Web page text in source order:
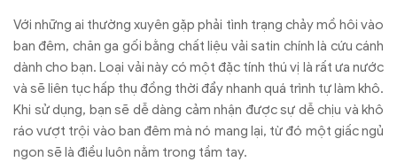
Với những ai thường xuyên gặp phải tình trạng chảy mồ hôi vào
ban đêm, chăn ga gối bằng chất liệu vải satin chính là cứu cánh
dành cho bạn. Loại vải này có một đặc tính thú vị là rất ưa nước
và sẽ liên tục hấp thụ đồng thời đẩy nhanh quá trình tự làm khô.
Khi sử dụng, bạn sẽ dễ dàng cảm nhận được sự dễ chịu và khô
ráo vượt trội vào ban đêm mà nó mang lại, từ đó một giấc ngủ
ngon sẽ là điều luôn nằm trong tầm tay.